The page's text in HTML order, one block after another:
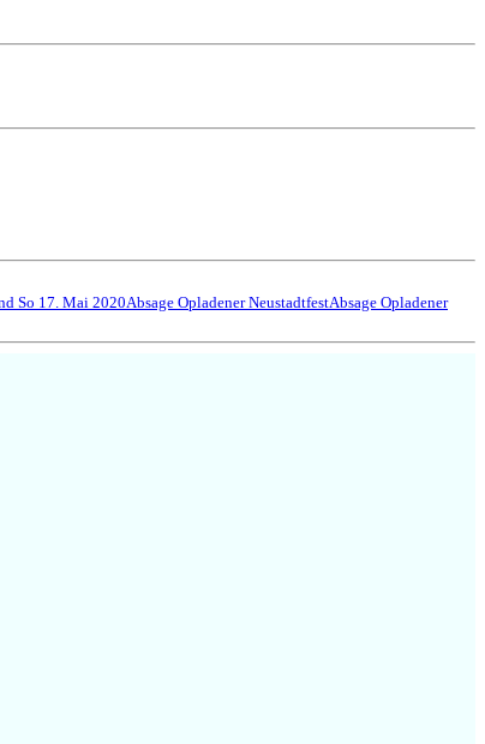
So 17. Mai 2020Absage Opladener NeustadtfestAbsage Opladener